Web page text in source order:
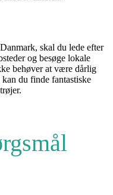
skal du lede efter
og besøge lokale
behøver at være dårlig
du finde fantastiske